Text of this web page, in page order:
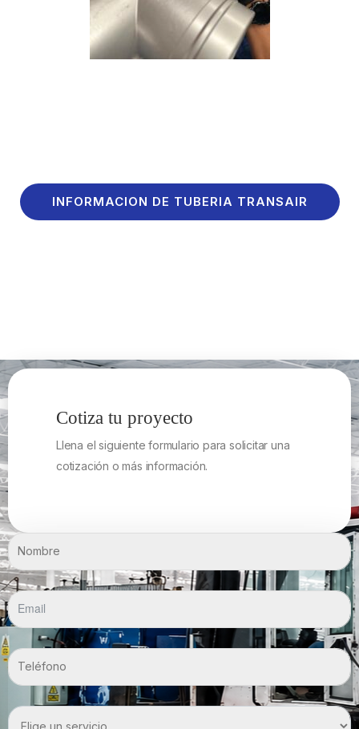
INFORMACION DE TUBERIA TRANSAIR
Cotiza tu proyecto
Llena el siguiente formulario para solicitar una
cotización o más información.